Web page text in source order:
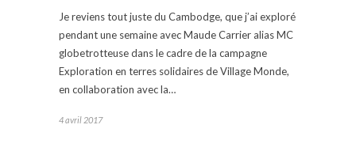
Je reviens tout juste du Cambodge, que j’ai exploré
pendant une semaine avec Maude Carrier alias MC
globetrotteuse dans le cadre de la campagne
Exploration en terres solidaires de Village Monde,
en collaboration avec la…
4 avril 2017